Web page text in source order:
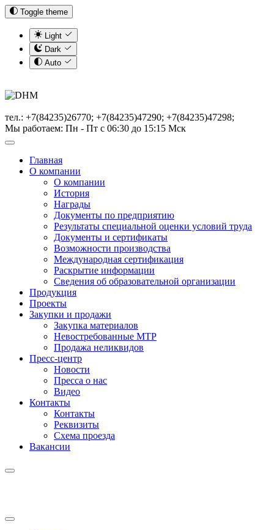
Toggle theme
Light
Dark
Auto
тел.: +7(84235)26770; +7(84235)47290; +7(84235)47298;
Мы работаем: Пн - Пт с 06:30 до 15:15 Мск
Главная
О компании
О компании
История
Награды
Документы по предприятию
Результаты специальной оценки условий труда
Документы и сертификаты
Возможности производства
Международная сертификация
Раскрытие информации
Сведения об образовательной организации
Продукция
Проекты
Закупки и продажи
Закупка материалов
Невостребованные МТР
Продажа неликвидов
Пресс-центр
Новости
Пресса о нас
Видео
Контакты
Контакты
Реквизиты
Схема проезда
Вакансии